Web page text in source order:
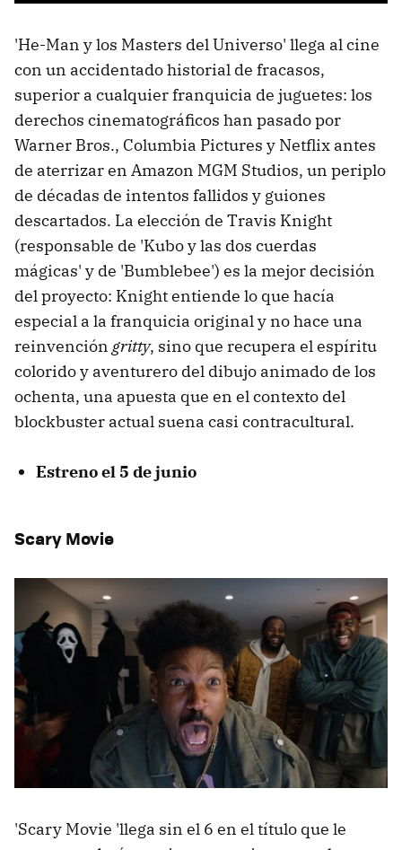
'He-Man y los Masters del Universo' llega al cine
con un accidentado historial de fracasos,
superior a cualquier franquicia de juguetes: los
derechos cinematográficos han pasado por
Warner Bros., Columbia Pictures y Netflix antes
de aterrizar en Amazon MGM Studios, un periplo
de décadas de intentos fallidos y guiones
descartados. La elección de Travis Knight
(responsable de 'Kubo y las dos cuerdas
mágicas' y de 'Bumblebee') es la mejor decisión
del proyecto: Knight entiende lo que hacía
especial a la franquicia original y no hace una
reinvención gritty, sino que recupera el espíritu
colorido y aventurero del dibujo animado de los
ochenta, una apuesta que en el contexto del
blockbuster actual suena casi contracultural.
Estreno el 5 de junio
Scary Movie
'Scary Movie 'llega sin el 6 en el título que le